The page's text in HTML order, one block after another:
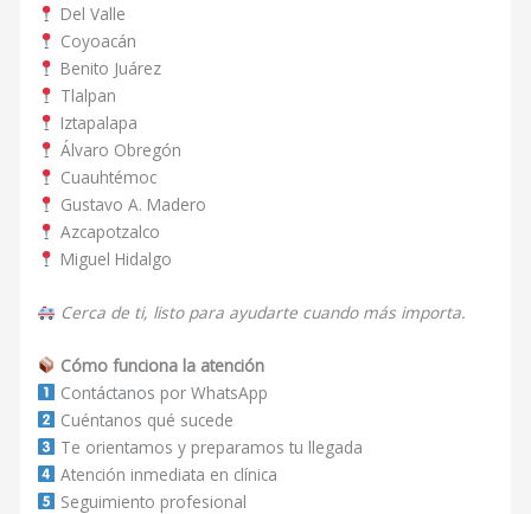
Del Valle
Coyoacán
Benito Juárez
Tlalpan
Iztapalapa
Álvaro Obregón
Cuauhtémoc
Gustavo A. Madero
Azcapotzalco
Miguel Hidalgo
Cerca de ti, listo para ayudarte cuando más importa.
Cómo funciona la atención
Contáctanos por WhatsApp
Cuéntanos qué sucede
Te orientamos y preparamos tu llegada
Atención inmediata en clínica
Seguimiento profesional